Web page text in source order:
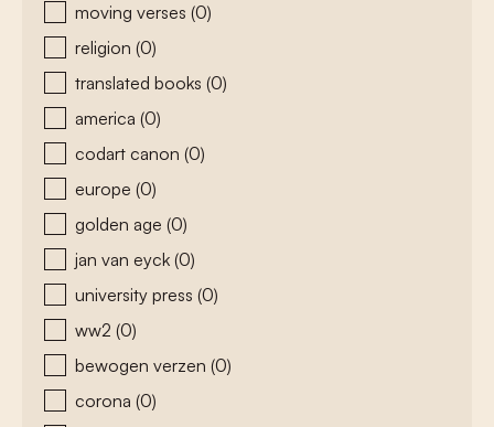
moving verses (0)
religion (0)
translated books (0)
america (0)
codart canon (0)
europe (0)
golden age (0)
jan van eyck (0)
university press (0)
ww2 (0)
bewogen verzen (0)
corona (0)